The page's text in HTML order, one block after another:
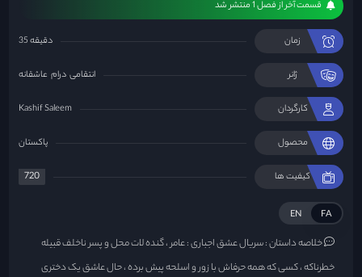
قسمت آخر از فصل 1 منتشر شد
زمان 35 دقیقه
ژانر انتقامی درام عاشقانه
کارگردان Kashif Saleem
محصول پاکستان
کیفیت ها 720
FA
EN
خلاصه داستان :سریال عشق اجباری : عامر ، گنده لات محل و پسر ناخلف قبیله
خطرناکه ، کسی که همه حرفاش با زور و اسلحه پیش برده ، حال عاشق یک دختری